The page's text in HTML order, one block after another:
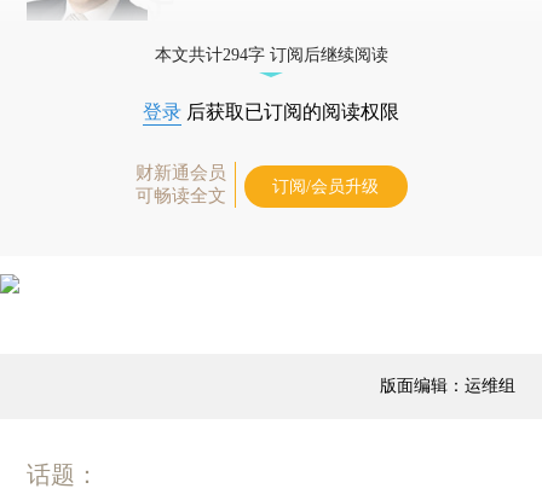
本文共计294字 订阅后继续阅读
登录 后获取已订阅的阅读权限
财新通会员
可畅读全文
订阅/会员升级
版面编辑：运维组
话题：